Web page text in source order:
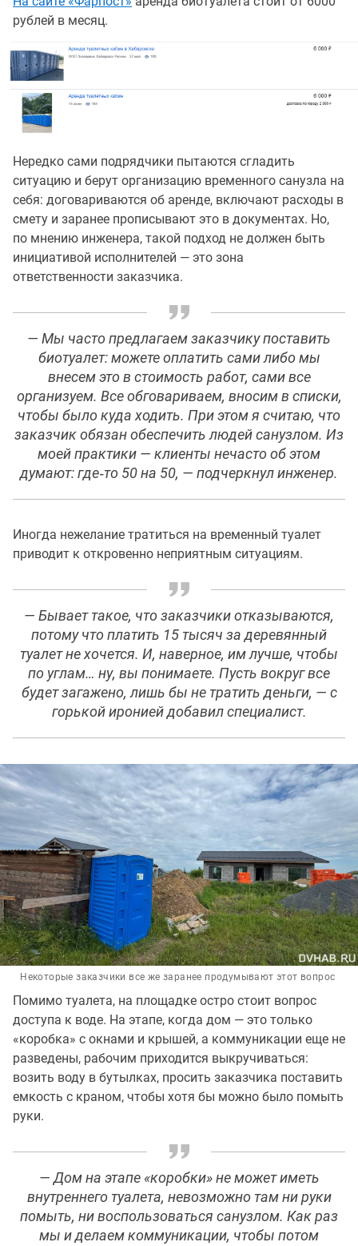
рублей в месяц.
Нередко сами подрядчики пытаются сгладить
ситуацию и берут организацию временного санузла на
себя: договариваются об аренде, включают расходы в
смету и заранее прописывают это в документах. Но,
по мнению инженера, такой подход не должен быть
инициативой исполнителей — это зона
ответственности заказчика.
— Мы часто предлагаем заказчику поставить
биотуалет: можете оплатить сами либо мы
внесем это в стоимость работ, сами все
организуем. Все обговариваем, вносим в списки,
чтобы было куда ходить. При этом я считаю, что
заказчик обязан обеспечить людей санузлом. Из
моей практики — клиенты нечасто об этом
думают: где‑то 50 на 50, — подчеркнул инженер.
Иногда нежелание тратиться на временный туалет
приводит к откровенно неприятным ситуациям.
— Бывает такое, что заказчики отказываются,
потому что платить 15 тысяч за деревянный
туалет не хочется. И, наверное, им лучше, чтобы
по углам… ну, вы понимаете. Пусть вокруг все
будет загажено, лишь бы не тратить деньги, — с
горькой иронией добавил специалист.
Некоторые заказчики все же заранее продумывают этот вопрос
Помимо туалета, на площадке остро стоит вопрос
доступа к воде. На этапе, когда дом — это только
«коробка» с окнами и крышей, а коммуникации еще не
разведены, рабочим приходится выкручиваться:
возить воду в бутылках, просить заказчика поставить
емкость с краном, чтобы хотя бы можно было помыть
руки.
— Дом на этапе «коробки» не может иметь
внутреннего туалета, невозможно там ни руки
помыть, ни воспользоваться санузлом. Как раз
мы и делаем коммуникации, чтобы потом